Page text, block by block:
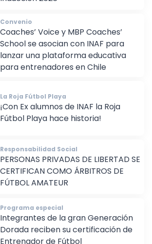
Convenio
Coaches’ Voice y MBP Coaches’
School se asocian con INAF para
lanzar una plataforma educativa
para entrenadores en Chile
La Roja Fútbol Playa
¡Con Ex alumnos de INAF la Roja
Fútbol Playa hace historia!
Responsabilidad Social
PERSONAS PRIVADAS DE LIBERTAD SE
CERTIFICAN COMO ÁRBITROS DE
Programa especial
Integrantes de la gran Generación
Dorada reciben su certificación de